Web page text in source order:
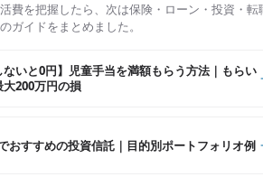
費を把握したら、次は保険・ローン・投資・
ガイドをまとめました。
ないと0円】児童手当を満額もらう方法｜もらい
200万円の損
おすすめの投資信託｜目的別ポートフォリオ例